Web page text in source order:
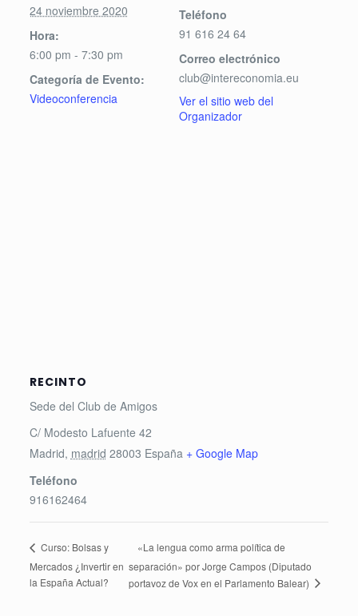
24 noviembre 2020
Hora:
6:00 pm - 7:30 pm
Categoría de Evento:
Videoconferencia
Teléfono
91 616 24 64
Correo electrónico
club@intereconomia.eu
Ver el sitio web del
Organizador
RECINTO
Sede del Club de Amigos
C/ Modesto Lafuente 42
Madrid, madrid 28003 España + Google Map
Teléfono
916162464
Curso: Bolsas y
Mercados ¿Invertir en
la España Actual?
«La lengua como arma política de
separación» por Jorge Campos (Diputado
portavoz de Vox en el Parlamento Balear)